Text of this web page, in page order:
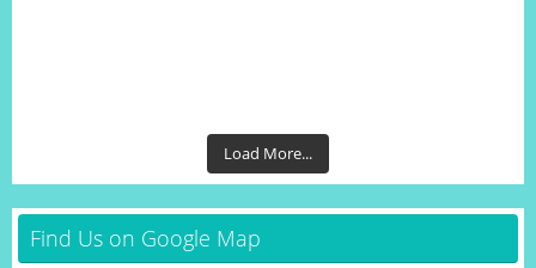
Load More...
Find Us on Google Map